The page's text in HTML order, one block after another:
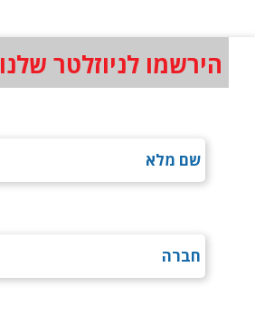
הירשמו לניוזלטר שלנו